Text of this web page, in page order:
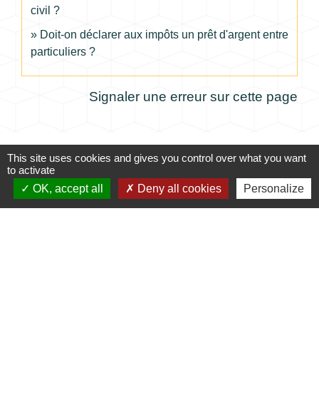
civil ?
Doit-on déclarer aux impôts un prêt d'argent entre
particuliers ?
Signaler une erreur sur cette page
Contacts
Commune de Coursac
This site uses cookies and gives you control over what you want
to activate
OK, accept all
Deny all cookies Personalize